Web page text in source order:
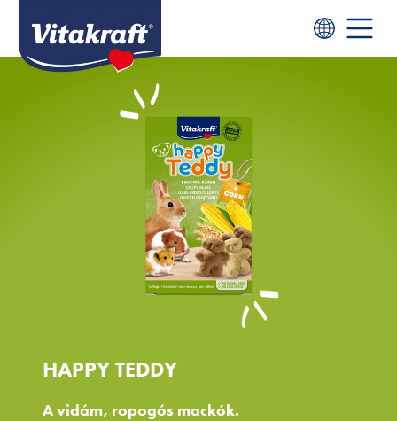
HAPPY TEDDY
A vidám, ropogós mackók.